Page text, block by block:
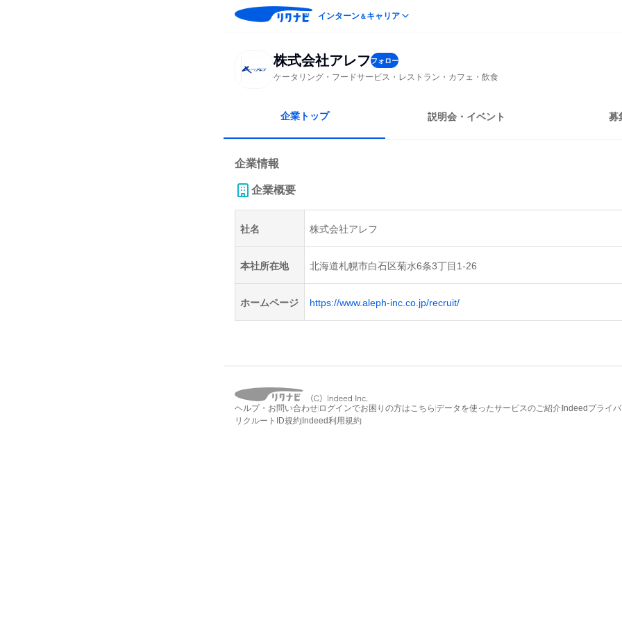
インターン＆キャリア
株式会社アレフフォロー
ケータリング・フードサービス・レストラン・カフェ・飲食
企業トップ 説明会・イベント 募
企業情報
企業概要
社名 株式会社アレフ
本社所在地 北海道札幌市白石区菊水6条3丁目1-26
ホームページ https://www.aleph-inc.co.jp/recruit/
ヘルプ・お問い合わせ ログインでお困りの方はこちら データを使ったサービスのご紹介 Indeedプライ
リクルートID規約 Indeed利用規約